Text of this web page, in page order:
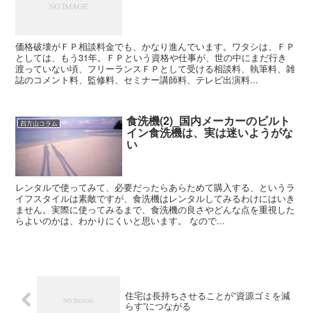
価格破壊がＦＰ相談料金でも、かなり進んでいます。ワタシは、ＦＰ
としては、もう31年。ＦＰという資格や仕事が、世の中にまだ行き
渡っていない頃、フリーランスＦＰとして受ける相談料、執筆料、雑
誌のコメント料、監修料、セミナー講師料、テレビ出演料...
四方山コラム 食洗機(2)_国内メーカーのビルト
イン食洗機は、実は迷いようがな
い
レンタルで使ってみて、必要だったらあらためて購入する、というラ
イフスタイルは素敵ですが、食洗機はレンタルしてみるわけにはいき
ません。実際に使ってみるまで、食洗機の良さやどんな点を重視した
らよいのかは、わかりにくいと思います。 なので...
住宅は長持ちさせることが”資源ゴミを減
らす”につながる